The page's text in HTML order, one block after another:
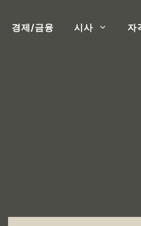
경제/금융 시사 자